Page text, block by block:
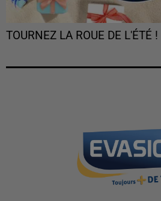
TOURNEZ LA ROUE DE L'ÉTÉ !